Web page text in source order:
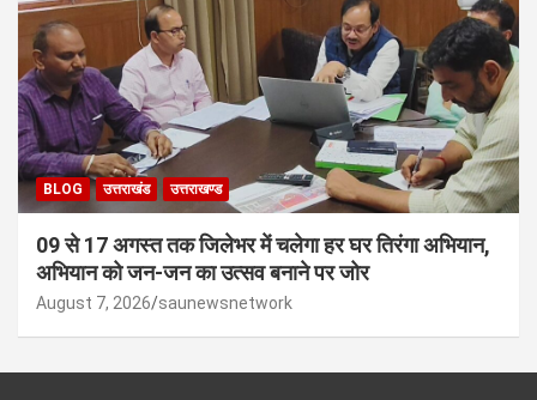
BLOG उत्तराखंड उत्तराखण्ड
09 से 17 अगस्त तक जिलेभर में चलेगा हर घर तिरंगा अभियान,
अभियान को जन-जन का उत्सव बनाने पर जोर
August 7, 2026 saunewsnetwork